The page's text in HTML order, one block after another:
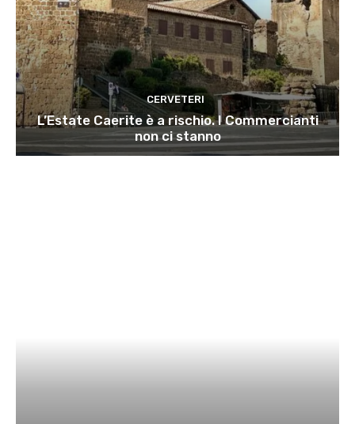
CERVETERI
L’Estate Caerite è a rischio. I Commercianti
non ci stanno